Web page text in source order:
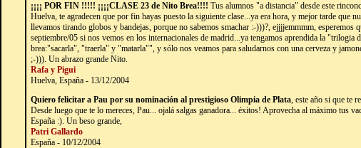
¡¡¡¡ POR FIN !!!!! ¡¡¡¡CLASE 23 de Nito Brea!!!! Tus alumnos "a distancia" desde este
Huelva, te agradecen que por fin hayas puesto la siguiente clase...ya era hora, y mejor tarde que
llevamos tirando globos y bandejas, porque no sabemos smachar :-)))?, ejjjjemmmm, esperemos
septiembre/05 si nos vemos en los internacionales de madrid...ya tengamos aprendida la "trilogia
brea:"sacarla", "traerla" y "matarla"", y sólo nos veamos para saludarnos con una cerveza y
;-))). Un abrazo grande Nito.
Rafa y Pigui
Huelva, España - 13/12/2004
Quiero felicitar a Pau por su nominación al prestigioso Olimpia de Plata, este año si que te
Desde luego que te lo mereces, Pau... ojalá salgas ganadora... éxitos! Aprovecha al máximo tus
España :). Un beso grande,
Patri Gallardo
España - 10/12/2004